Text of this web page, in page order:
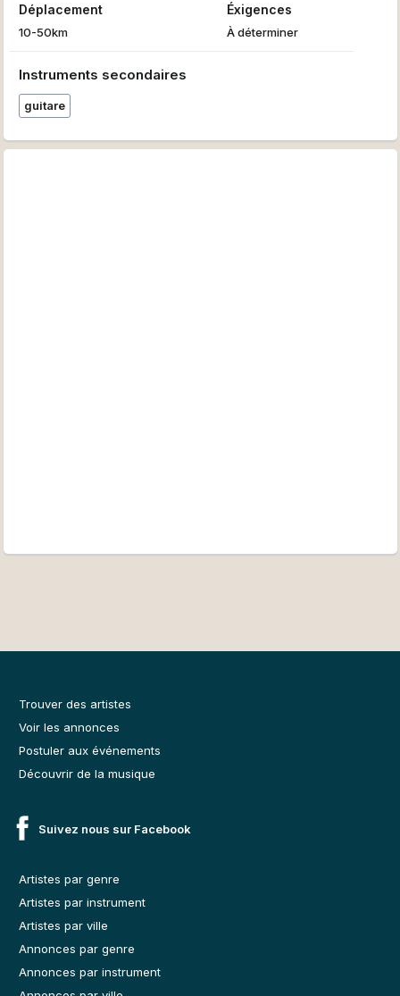
Déplacement
10-50km
Éxigences
À déterminer
Instruments secondaires
guitare
Trouver des artistes
Voir les annonces
Postuler aux événements
Découvrir de la musique
Suivez nous sur Facebook
Artistes par genre
Artistes par instrument
Artistes par ville
Annonces par genre
Annonces par instrument